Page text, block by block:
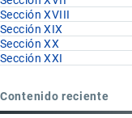
Sección XVIII
Sección XIX
Sección XX
Sección XXI
Contenido reciente